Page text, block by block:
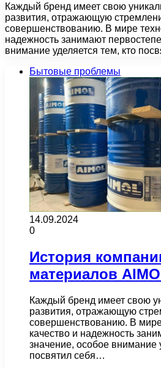
Каждый бренд имеет свою
развития, отражающую
совершенствованию. В мире
надежность занимают
внимание уделяется тем, кто
Бытовые проблемы
14.09.2024
0
История
материалов
Каждый бренд имеет свою
развития, отражающую
совершенствованию. В мире
качество и надежность
значение, особое внимание
посвятил себя…